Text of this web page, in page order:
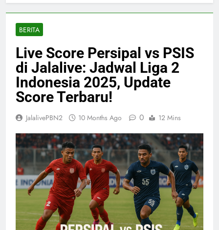
BERITA
Live Score Persipal vs PSIS
di Jalalive: Jadwal Liga 2
Indonesia 2025, Update
Score Terbaru!
JalalivePBN2 10 Months Ago 0 12 Mins